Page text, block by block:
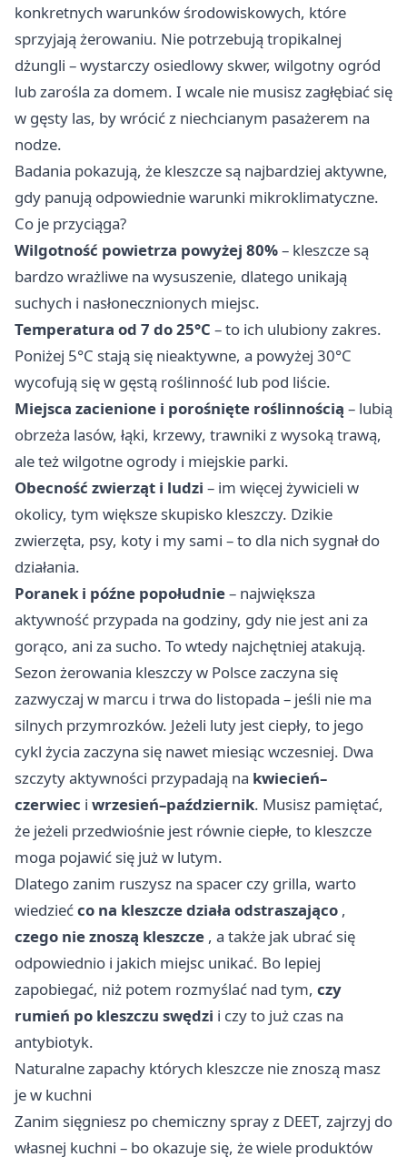
konkretnych warunków środowiskowych, które
sprzyjają żerowaniu. Nie potrzebują tropikalnej
dżungli – wystarczy osiedlowy skwer, wilgotny ogród
lub zarośla za domem. I wcale nie musisz zagłębiać się
w gęsty las, by wrócić z niechcianym pasażerem na
nodze.
Badania pokazują, że kleszcze są najbardziej aktywne,
gdy panują odpowiednie warunki mikroklimatyczne.
Co je przyciąga?
Wilgotność powietrza powyżej 80%– kleszcze są
bardzo wrażliwe na wysuszenie, dlatego unikają
suchych i nasłonecznionych miejsc.
Temperatura od 7 do 25°C – to ich ulubiony zakres.
Poniżej 5°C stają się nieaktywne, a powyżej 30°C
wycofują się w gęstą roślinność lub pod liście.
Miejsca zacienione i porośnięte roślinnością – lubią
obrzeża lasów, łąki, krzewy, trawniki z wysoką trawą,
ale też wilgotne ogrody i miejskie parki.
Obecność zwierząt i ludzi – im więcej żywicieli w
okolicy, tym większe skupisko kleszczy. Dzikie
zwierzęta, psy, koty i my sami – to dla nich sygnał do
działania.
Poranek i późne popołudnie– największa
aktywność przypada na godziny, gdy nie jest ani za
gorąco, ani za sucho. To wtedy najchętniej atakują.
Sezon żerowania kleszczy w Polsce zaczyna się
zazwyczaj w marcu i trwa do listopada – jeśli nie ma
silnych przymrozków. Jeżeli luty jest ciepły, to jego
cykl życia zaczyna się nawet miesiąc wczesniej. Dwa
szczyty aktywności przypadają na kwiecień–
czerwiec i wrzesień–październik. Musisz pamiętać,
że jeżeli przedwiośnie jest równie ciepłe, to kleszcze
moga pojawić się już w lutym.
Dlatego zanim ruszysz na spacer czy grilla, warto
wiedziećco na kleszcze działa odstraszająco ,
czego nie znoszą kleszcze , a także jak ubrać się
odpowiednio i jakich miejsc unikać. Bo lepiej
zapobiegać, niż potem rozmyślać nad tym, czy
rumień po kleszczu swędzi i czy to już czas na
antybiotyk.
Naturalne zapachy których kleszcze nie znoszą masz
je w kuchni
Zanim sięgniesz po chemiczny spray z DEET, zajrzyj do
własnej kuchni – bo okazuje się, że wiele produktów